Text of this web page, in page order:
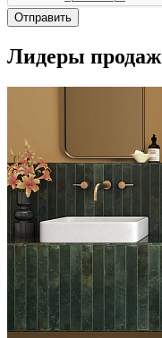
Отправить
Лидеры продаж